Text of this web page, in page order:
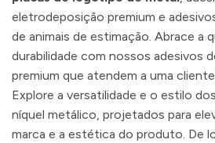
eletrodeposição premium e
de animais de estimação. Abrace a
durabilidade com nossos adesivos
premium que atendem a uma
Explore a versatilidade e o estilo
níquel metálico, projetados para
marca e a estética do produto. De